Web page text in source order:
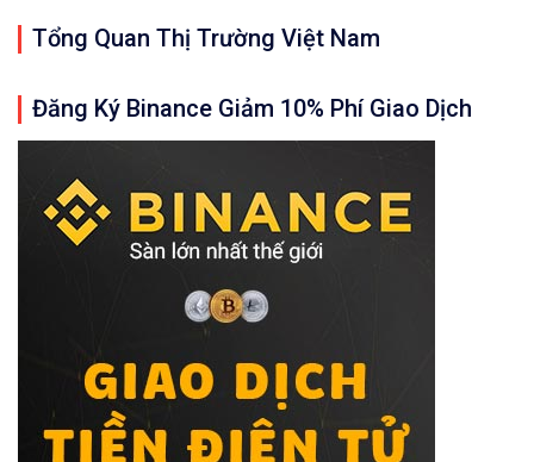
Tổng Quan Thị Trường Việt Nam
Đăng Ký Binance Giảm 10% Phí Giao Dịch